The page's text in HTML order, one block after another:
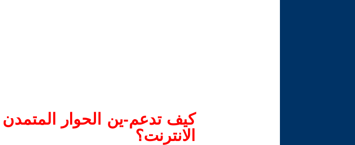
كيف تدعم-ين الحوار المتمدن
الانترنت؟